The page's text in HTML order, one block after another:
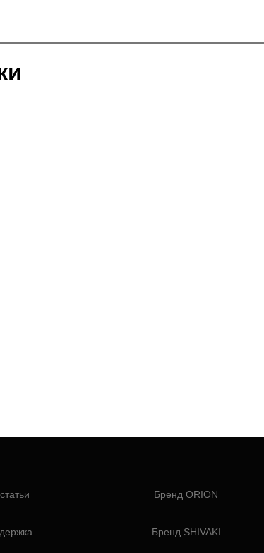
Бренд ORION
Бренд SHIVAKI